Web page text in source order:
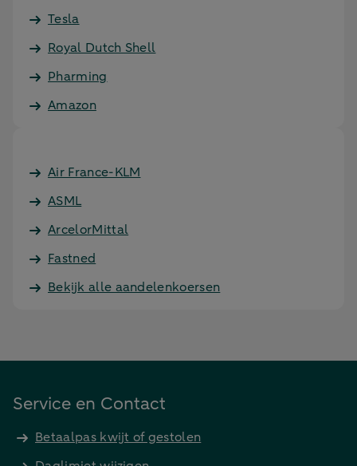
Tesla
Royal Dutch Shell
Pharming
Amazon
Air France-KLM
ASML
ArcelorMittal
Fastned
Bekijk alle aandelenkoersen
Service en Contact
Betaalpas kwijt of gestolen